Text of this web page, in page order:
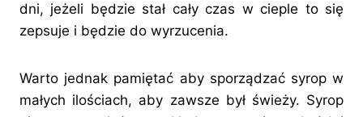
dni, jeżeli będzie stał cały czas w cieple to się
zepsuje i będzie do wyrzucenia.
Warto jednak pamiętać aby sporządzać syrop w
małych ilościach, aby zawsze był świeży. Syrop